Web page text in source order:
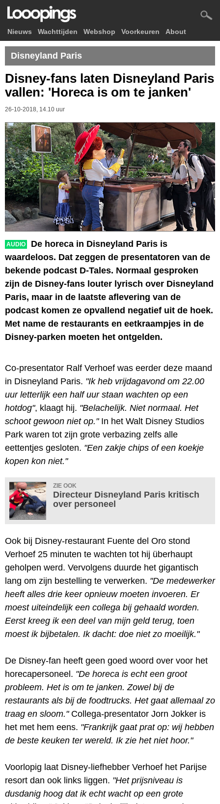
Nieuws Wachttijden Webshop Voorkeuren About
Disneyland Paris
Disney-fans laten Disneyland Paris
vallen: 'Horeca is om te janken'
26-10-2018, 14.10 uur
AUDIO
De horeca in Disneyland Paris is
waardeloos. Dat zeggen de presentatoren van de
bekende podcast D-Tales. Normaal gesproken
zijn de Disney-fans louter lyrisch over Disneyland
Paris, maar in de laatste aflevering van de
podcast komen ze opvallend negatief uit de hoek.
Met name de restaurants en eetkraampjes in de
Disney-parken moeten het ontgelden.
Co-presentator Ralf Verhoef was eerder deze maand
in Disneyland Paris. "Ik heb vrijdagavond om 22.00
uur letterlijk een half uur staan wachten op een
hotdog", klaagt hij. "Belachelijk. Niet normaal. Het
schoot gewoon niet op."In het Walt Disney Studios
Park waren tot zijn grote verbazing zelfs alle
eettentjes gesloten. "Een zakje chips of een koekje
kopen kon niet."
ZIE OOK
Directeur Disneyland Paris kritisch
over personeel
Ook bij Disney-restaurant Fuente del Oro stond
Verhoef 25 minuten te wachten tot hij überhaupt
geholpen werd. Vervolgens duurde het gigantisch
lang om zijn bestelling te verwerken. "De medewerker
heeft alles drie keer opnieuw moeten invoeren. Er
moest uiteindelijk een collega bij gehaald worden.
Eerst kreeg ik een deel van mijn geld terug, toen
moest ik bijbetalen. Ik dacht: doe niet zo moeilijk."
De Disney-fan heeft geen goed woord over voor het
horecapersoneel. "De horeca is echt een groot
probleem. Het is om te janken. Zowel bij de
restaurants als bij de foodtrucks. Het gaat allemaal zo
traag en sloom."Collega-presentator Jorn Jokker is
het met hem eens. "Frankrijk gaat prat op: wij hebben
de beste keuken ter wereld. Ik zie het niet hoor."
Voorlopig laat Disney-liefhebber Verhoef het Parijse
resort dan ook links liggen. "Het prijsniveau is
dusdanig hoog dat ik echt wacht op een grote